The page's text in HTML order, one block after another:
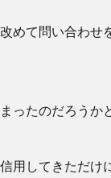
めて問い合わ
ったのだろうか
用してきただけ